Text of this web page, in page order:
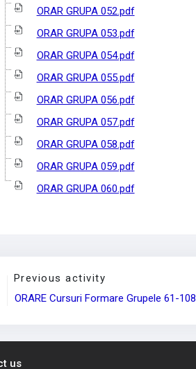
ORAR GRUPA 052.pdf
ORAR GRUPA 053.pdf
ORAR GRUPA 054.pdf
ORAR GRUPA 055.pdf
ORAR GRUPA 056.pdf
ORAR GRUPA 057.pdf
ORAR GRUPA 058.pdf
ORAR GRUPA 059.pdf
ORAR GRUPA 060.pdf
Previous activity
ORARE Cursuri Formare Grupele 61-108
us